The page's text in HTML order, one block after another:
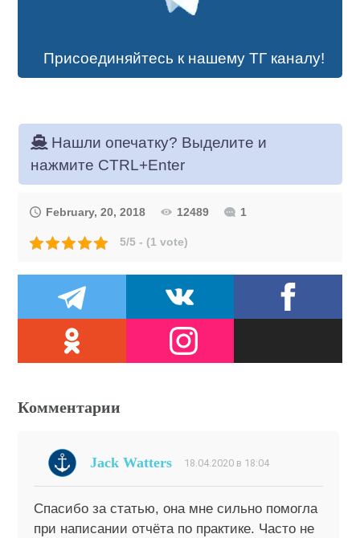
Присоединяйтесь к нашему ТГ каналу!
Нашли опечатку? Выделите и
нажмите CTRL+Enter
February, 20, 2018 12489 1
5/5 - (1 vote)
Комментарии
Jack Watters 18.04.2020 в 18:04
Спасибо за статью, она мне сильно помогла
при написании отчёта по практике. Часто не